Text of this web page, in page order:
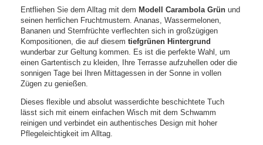
Entfliehen Sie dem Alltag mit dem Modell Carambola Grün und
seinen herrlichen Fruchtmustern. Ananas, Wassermelonen,
Bananen und Sternfrüchte verflechten sich in großzügigen
Kompositionen, die auf diesem tiefgrünen Hintergrund
wunderbar zur Geltung kommen. Es ist die perfekte Wahl, um
einen Gartentisch zu kleiden, Ihre Terrasse aufzuhellen oder die
sonnigen Tage bei Ihren Mittagessen in der Sonne in vollen
Zügen zu genießen.
Dieses flexible und absolut wasserdichte beschichtete Tuch
lässt sich mit einem einfachen Wisch mit dem Schwamm
reinigen und verbindet ein authentisches Design mit hoher
Pflegeleichtigkeit im Alltag.